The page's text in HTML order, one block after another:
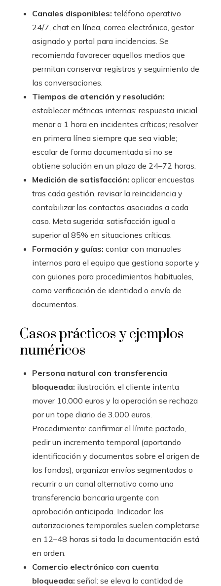
Canales disponibles: teléfono operativo
24/7, chat en línea, correo electrónico, gestor
asignado y portal para incidencias. Se
recomienda favorecer aquellos medios que
permitan conservar registros y seguimiento de
las conversaciones.
Tiempos de atención y resolución:
establecer métricas internas: respuesta inicial
menor a 1 hora en incidentes críticos; resolver
en primera línea siempre que sea viable;
escalar de forma documentada si no se
obtiene solución en un plazo de 24–72 horas.
Medición de satisfacción: aplicar encuestas
tras cada gestión, revisar la reincidencia y
contabilizar los contactos asociados a cada
caso. Meta sugerida: satisfacción igual o
superior al 85% en situaciones críticas.
Formación y guías: contar con manuales
internos para el equipo que gestiona soporte y
con guiones para procedimientos habituales,
como verificación de identidad o envío de
documentos.
Casos prácticos y ejemplos
numéricos
Persona natural con transferencia
bloqueada: ilustración: el cliente intenta
mover 10.000 euros y la operación se rechaza
por un tope diario de 3.000 euros.
Procedimiento: confirmar el límite pactado,
pedir un incremento temporal (aportando
identificación y documentos sobre el origen de
los fondos), organizar envíos segmentados o
recurrir a un canal alternativo como una
transferencia bancaria urgente con
aprobación anticipada. Indicador: las
autorizaciones temporales suelen completarse
en 12–48 horas si toda la documentación está
en orden.
Comercio electrónico con cuenta
bloqueada: señal: se eleva la cantidad de